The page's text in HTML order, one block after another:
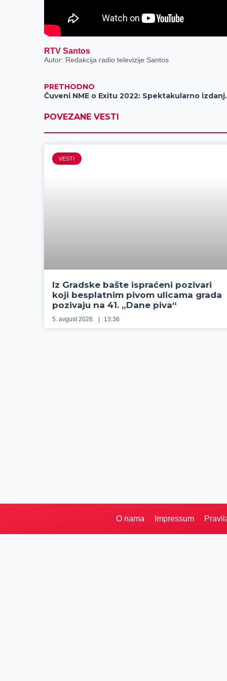
RTV Santos
Autor: Redakcija radio televizije Santos
PRETHODNO
Čuveni NME o
POVEZANE VESTI
VESTI
Iz Gradske bašte ispraćeni pozivari
koji besplatnim pivom ulicama grada
pozivaju na 41. „Dane piva“
5. avgust 2026. 13:36
O nama Impressum